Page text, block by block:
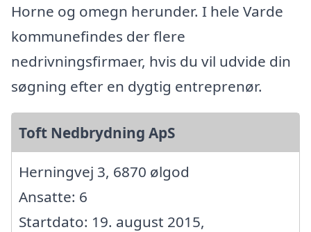
Horne og omegn herunder. I hele Varde
kommunefindes der flere
nedrivningsfirmaer, hvis du vil udvide din
søgning efter en dygtig entreprenør.
Toft Nedbrydning ApS
Herningvej 3, 6870 ølgod
Ansatte: 6
Startdato: 19. august 2015,